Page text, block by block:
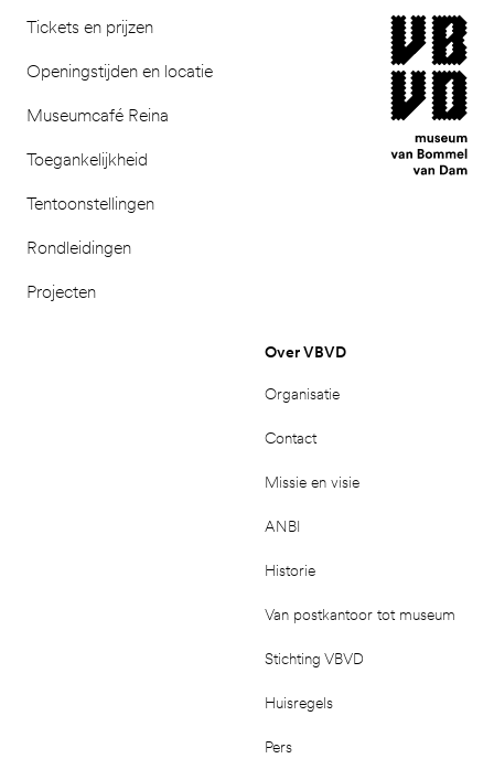
Tickets en prijzen
Openingstijden en locatie
Museumcafé Reina
Toegankelijkheid
Tentoonstellingen
Rondleidingen
Projecten
museum van
Over VBVD
Organisatie
Contact
Missie en visie
ANBI
Historie
Van postkantoor tot museum
Stichting VBVD
Huisregels
Pers